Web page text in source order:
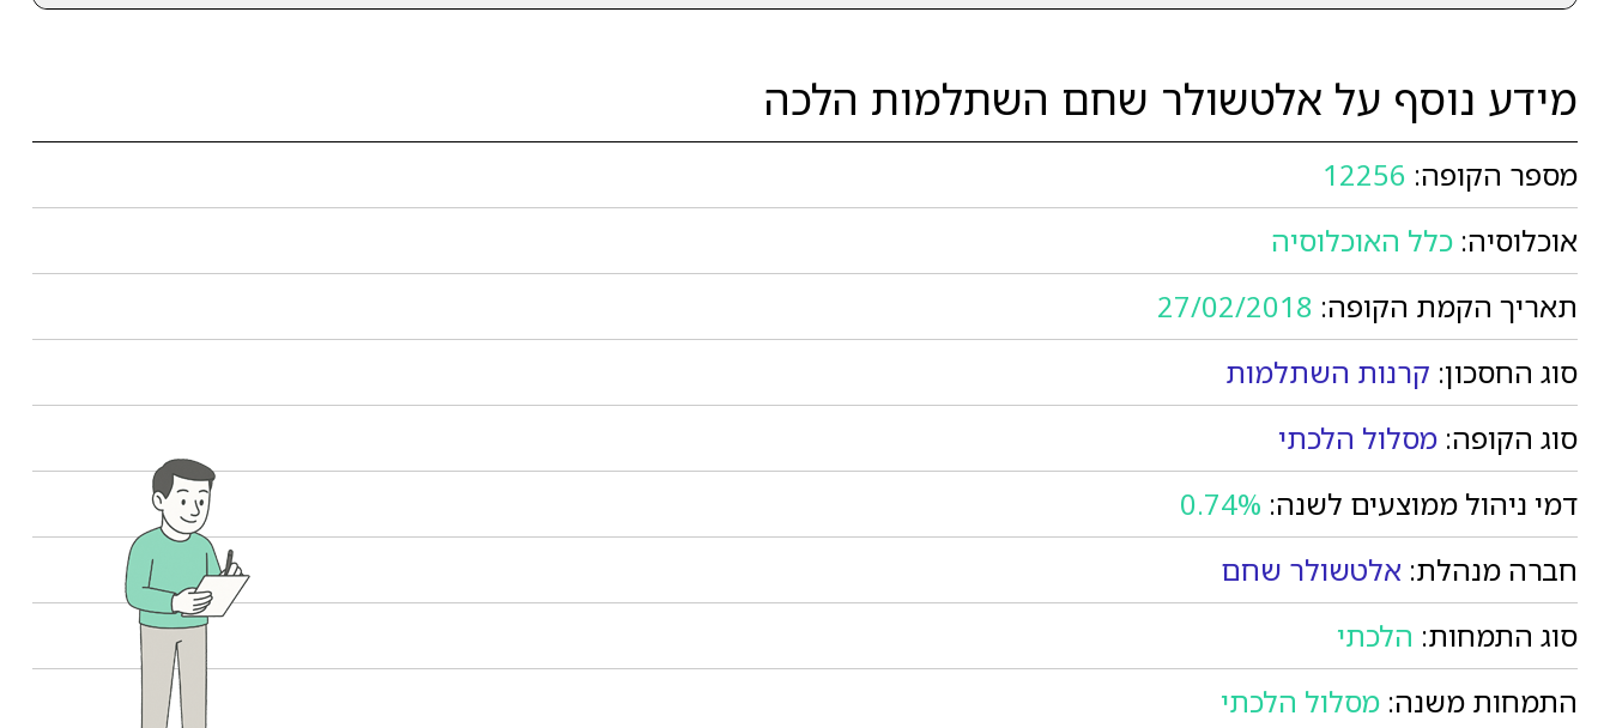
מידע נוסף על אלטשולר שחם השתלמות הלכה
מספר הקופה: 12256
אוכלוסיה: כלל האוכלוסיה
תאריך הקמת הקופה: 27/02/2018
סוג החסכון: קרנות השתלמות
סוג הקופה: מסלול הלכתי
דמי ניהול ממוצעים לשנה: 0.74%
חברה מנהלת: אלטשולר שחם
סוג התמחות: הלכתי
התמחות משנה: מסלול הלכתי